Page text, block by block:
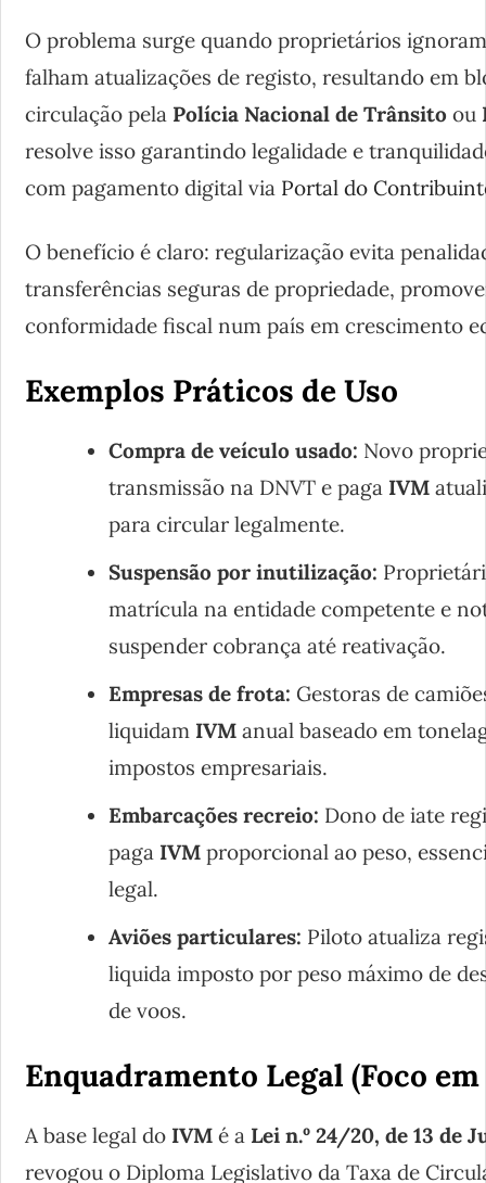
O problema surge quando proprietários
falham atualizações de registo, resultando em
circulação pela Polícia Nacional de Trânsito ou
resolve isso garantindo legalidade e
com pagamento digital via Portal do
O benefício é claro: regularização evita
transferências seguras de propriedade,
conformidade fiscal num país em crescimento
Exemplos Práticos de Uso
Compra de veículo usado: Novo
transmissão na DNVT e paga IVM
para circular legalmente.
Suspensão por inutilização:
matrícula na entidade competente e
suspender cobrança até reativação.
Empresas de frota: Gestoras de
liquidam IVM anual baseado em
impostos empresariais.
Embarcações recreio: Dono de iate
paga IVM proporcional ao peso,
legal.
Aviões particulares: Piloto atualiza
liquida imposto por peso máximo de
de voos.
Enquadramento Legal (Foco
A base legal do IVM é a Lei n.º 24/20, de 13 de
revogou o Diploma Legislativo da Taxa de